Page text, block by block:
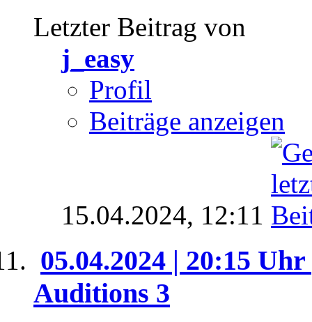
Letzter Beitrag von
j_easy
Profil
Beiträge anzeigen
15.04.2024, 12:11
05.04.2024 | 20:15
Auditions 3